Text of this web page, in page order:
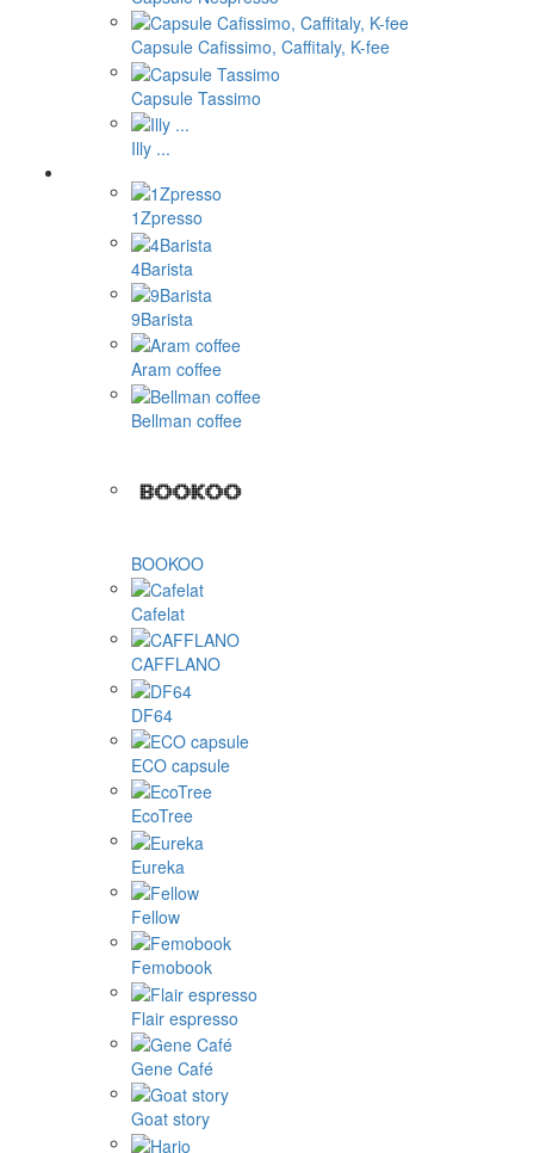
Capsule Cafissimo, Caffitaly, K-fee
Capsule Tassimo
Illy ...
1Zpresso
4Barista
9Barista
Aram coffee
Bellman coffee
BOOKOO
Cafelat
CAFFLANO
DF64
ECO capsule
EcoTree
Eureka
Fellow
Femobook
Flair espresso
Gene Café
Goat story